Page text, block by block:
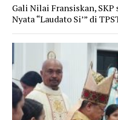
Gali Nilai Fransiskan, SKP
Nyata “Laudato Si’” di